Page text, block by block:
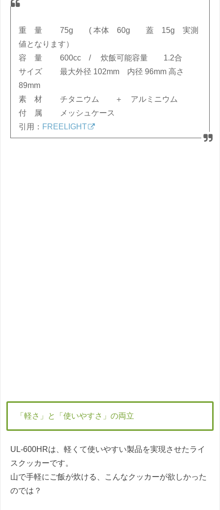
重 量 75g ( 本体 60g 蓋 15g 実測
値となります）
容 量 600cc / 炊飯可能容量 1.2合
サイズ 最大外径 102mm 内径 96mm 高さ
89mm
素 材 チタニウム ＋ アルミニウム
付 属 メッシュケース
引用： FREELIGHT
「軽さ」と「使いやすさ」の両立
UL-600HRは、軽くて使いやすい製品を実現させたライ
スクッカーです。
山で手軽にご飯が炊ける、こんなクッカーが欲しかった
のでは？